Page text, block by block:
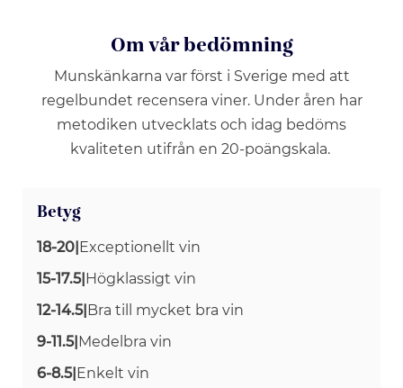
Om vår bedömning
Munskänkarna var först i Sverige med att
regelbundet recensera viner. Under åren har
metodiken utvecklats och idag bedöms
kvaliteten utifrån en 20-poängskala.
Betyg
18-20 Exceptionellt vin
15-17.5| Högklassigt vin
12-14.5| Bra till mycket bra vin
9-11.5| Medelbra vin
6-8.5| Enkelt vin